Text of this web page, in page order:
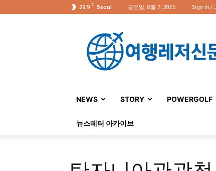
29.9 C Seoul 금요일, 8월 7, 2026 Sign in /
행
레
NEWS
STORY POWERGOLF
뉴스레터 아카이브